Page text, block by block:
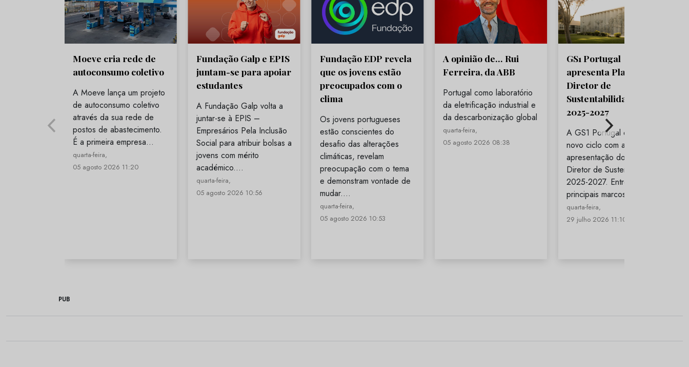
Moeve cria rede de
autoconsumo coletivo
A Moeve lança um projeto
de autoconsumo coletivo
através da sua rede de
postos de abastecimento.
É a primeira empresa…
quarta-feira,
05 agosto 2026 11:20
Fundação Galp e EPIS
juntam-se para apoiar
estudantes
A Fundação Galp volta a
juntar-se à EPIS –
Empresários Pela Inclusão
Social para atribuir bolsas a
jovens com mérito
académico.…
quarta-feira,
05 agosto 2026 10:56
Fundação EDP revela
que os jovens estão
preocupados com o
clima
Os jovens portugueses
estão conscientes do
desafio das alterações
climáticas, revelam
preocupação com o tema
e demonstram vontade de
mudar.…
quarta-feira,
05 agosto 2026 10:53
A opinião de… Rui
Ferreira, da ABB
Portugal como laboratório
da eletrificação industrial e
da descarbonização global
quarta-feira,
05 agosto 2026 08:38
GS1 Portugal
apresenta Plano
Diretor de
Sustentabilidade para
2025-2027
A GS1 Portugal entra num
novo ciclo com a
apresentação do Plano
Diretor de Sustentabilidade
2025-2027. Entre os
principais marcos…
quarta-feira,
29 julho 2026 11:10
PUB